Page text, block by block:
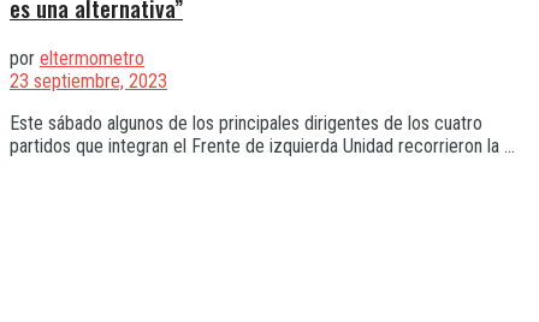
es una alternativa”
por eltermometro
23 septiembre, 2023
Este sábado algunos de los principales dirigentes de los cuatro
partidos que integran el Frente de izquierda Unidad recorrieron la ...